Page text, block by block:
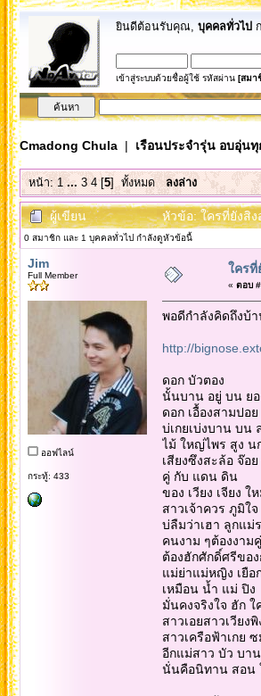
ยินดีต้อนรับคุณ, บุคคลทั่วไป
เข้าสู่ระบบด้วยชื่อผู้ใช้ รหัสผ่าน [สมา
Cmadong Chula| เรือนประจำรุ่น อบอุ่น
หน้า:1 ... 3 4[5] ทั้งหมด ลงล่าง
ผู้เขียน หัวข้อ: ใครที่ยังสิ
0 สมาชิก และ 1 บุคคลทั่วไป กำลังดูหัวข้อนี้
Jim
Full Member
ออฟไลน์
กระทู้: 433
ใครที่
« ตอบ
พอดีกำลังคิดถึงบ้า
http://
ดอก บัวตอง
นั้นบาน อยู่ บน ย
ดอก เอื้องสามปอย
บ่เกยเบ่งบาน บน
ไม้ ใหญ่ไพร สูง น
เสียงซึงสะล้อ จ๊อ
คู่ กับ แดน ดิน
ของ เวียง เจียง ใ
สาวเจ้าควร ภูมิใจ
บ่ลืมว่าเฮา ลูกแม่
คนงาม ๆต้องงาม
ต้องฮักศักดิ์ศรีขอ
แม่ย่าแม่หญิง เยือ
เหมือน น้ำ แม่ ปิง
มั่นคงจริงใจ ฮัก ใ
สาวเอยสาวเวียงพิ
สาวเครือฟ้าเกย
อีกแม่สาว บัว บาน
นั่นคือนิทาน สอน